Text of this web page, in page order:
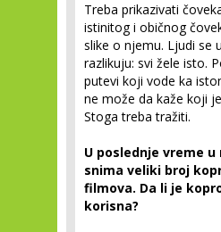
Treba prikazivati
istinitog i običnog
slike o njemu. Ljudi se
razlikuju: svi žele isto.
putevi koji vode ka
ne može da kaže koji
Stoga treba tražiti.
U poslednje vreme u
snima veliki broj
filmova. Da li je
korisna?